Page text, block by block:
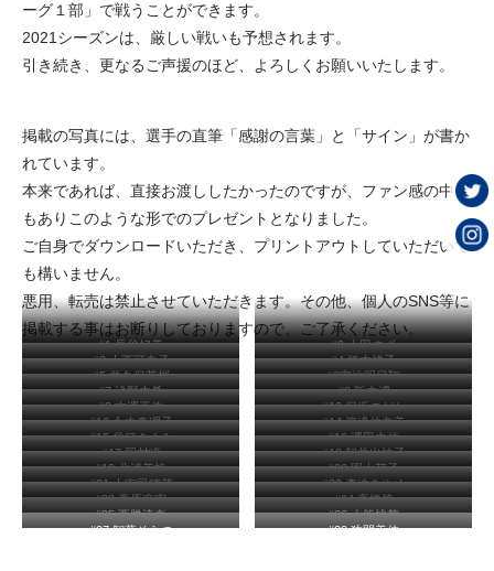
ーグ１部」で戦うことができます。
2021シーズンは、厳しい戦いも予想されます。
引き続き、更なるご声援のほど、よろしくお願いいたします。
掲載の写真には、選手の直筆「感謝の言葉」と「サイン」が書か
れています。
本来であれば、直接お渡ししたかったのですが、ファン感の中止
もありこのような形でのプレゼントとなりました。
ご自身でダウンロードいただき、プリントアウトしていただいて
も構いません。
悪用、転売は禁止させていただきます。その他、個人のSNS等に
掲載する事はお断りしておりますので、ご了承ください。
#1 長谷好美
#2 小田すず
#3 上西可奈子
#4 橋本祥子
#5 井久保茉桜
#6宮地明日翔
#7 浅野未希
#8 阪中澪
#9 吉澤亜依
#10 保坂のどか
#13 永木真理子
#14 渡邊佳奈美
#15 谷口きくみ
#16 澤田由佳
#17 岡村瞳
#18 朝井出祐子
#19 北浦美帆
#20 園山萌子
#21 大宮司晴菜
#22 森迫あやめ
#23 高原麻実
#24 高橋悠
#25 西勝流奈
#26 小熊桃華
#27 智葉そらの
#28 狭間美佳